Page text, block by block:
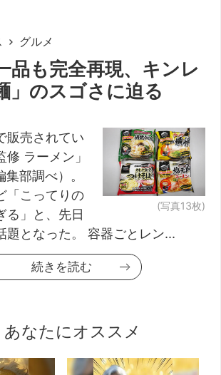
グルメ
品も完全再現、キンレ
」のスゴさに迫る
(写真13枚)
販売されてい
ラーメン」
集部調べ）。
「こってりの
る」と、先日
題となった。 容器ごとレン...
続きを読む
あなたにオススメ